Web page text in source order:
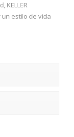
KELLER
un estilo de vida